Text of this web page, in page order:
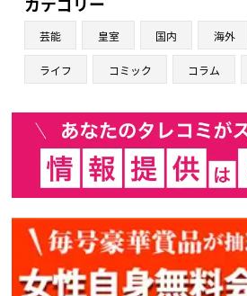
芸能 皇室 国内 海外
ライフ コミック コラム